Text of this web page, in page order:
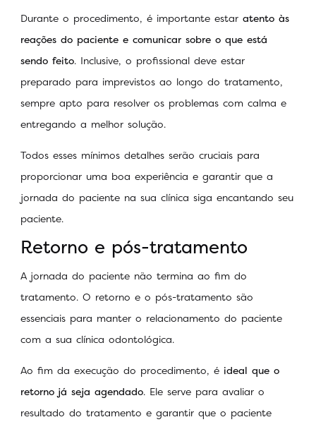
Durante o procedimento, é importante estar atento às
reações do paciente e comunicar sobre o que está
sendo feito. Inclusive, o profissional deve estar
preparado para imprevistos ao longo do tratamento,
sempre apto para resolver os problemas com calma e
entregando a melhor solução.
Todos esses mínimos detalhes serão cruciais para
proporcionar uma boa experiência e garantir que a
jornada do paciente na sua clínica siga encantando seu
paciente.
Retorno e pós-tratamento
A jornada do paciente não termina ao fim do
tratamento. O retorno e o pós-tratamento são
essenciais para manter o relacionamento do paciente
com a sua clínica odontológica.
Ao fim da execução do procedimento, é ideal que o
retorno já seja agendado. Ele serve para avaliar o
resultado do tratamento e garantir que o paciente